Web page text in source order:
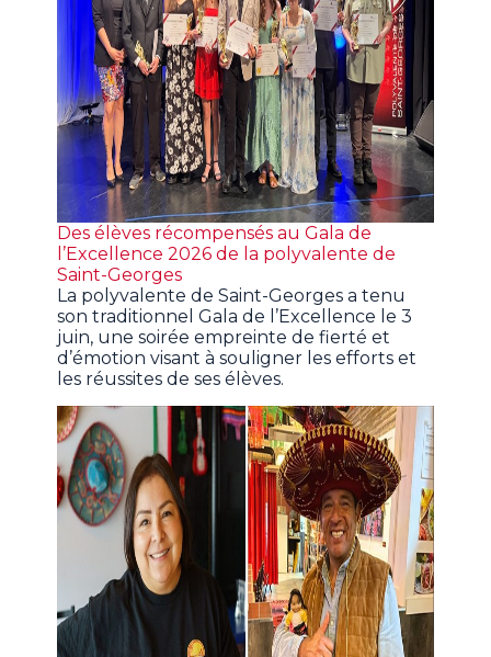
Des élèves récompensés au Gala de
l’Excellence 2026 de la polyvalente de
Saint-Georges
La polyvalente de Saint-Georges a tenu
son traditionnel Gala de l’Excellence le 3
juin, une soirée empreinte de fierté et
d’émotion visant à souligner les efforts et
les réussites de ses élèves.